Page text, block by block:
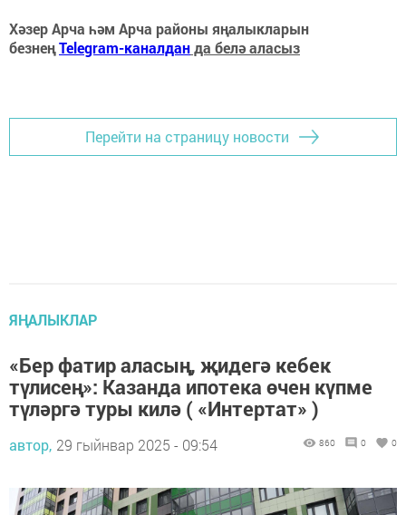
Хәзер Арча һәм Арча районы яңалыкларын
безнеңTelegram-каналданда белә аласыз
Перейти на страницу новости
ЯҢАЛЫКЛАР
«Бер фатир аласың, җидегә кебек
түлисең»: Казанда ипотека өчен күпме
түләргә туры килә ( «Интертат» )
автор, 29 гыйнвар 2025 - 09:54 860 0 0